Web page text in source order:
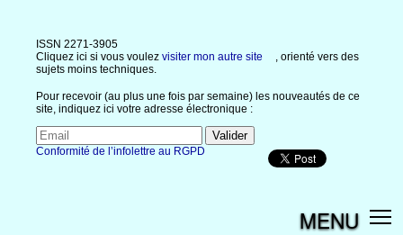
ISSN 2271-3905
Cliquez ici si vous voulez visiter mon autre site
, orienté vers des
sujets moins techniques.
Pour recevoir (au plus une fois par semaine) les nouveautés de ce
site, indiquez ici votre adresse électronique :
Conformité de l’infolettre au RGPD
MENU